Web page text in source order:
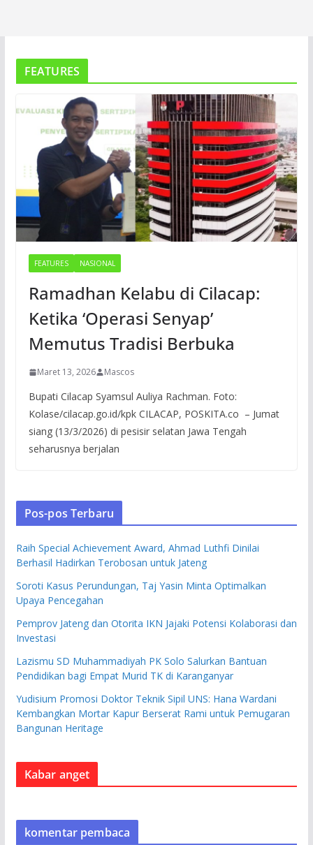
FEATURES
FEATURES NASIONAL
Ramadhan Kelabu di Cilacap:
Ketika ‘Operasi Senyap’
Memutus Tradisi Berbuka
Maret 13, 2026 Mascos
Bupati Cilacap Syamsul Auliya Rachman. Foto:
Kolase/cilacap.go.id/kpk CILACAP, POSKITA.co – Jumat
siang (13/3/2026) di pesisir selatan Jawa Tengah
seharusnya berjalan
Pos-pos Terbaru
Raih Special Achievement Award, Ahmad Luthfi Dinilai
Berhasil Hadirkan Terobosan untuk Jateng
Soroti Kasus Perundungan, Taj Yasin Minta Optimalkan
Upaya Pencegahan
Pemprov Jateng dan Otorita IKN Jajaki Potensi Kolaborasi dan
Investasi
Lazismu SD Muhammadiyah PK Solo Salurkan Bantuan
Pendidikan bagi Empat Murid TK di Karanganyar
Yudisium Promosi Doktor Teknik Sipil UNS: Hana Wardani
Kembangkan Mortar Kapur Berserat Rami untuk Pemugaran
Bangunan Heritage
Kabar anget
komentar pembaca